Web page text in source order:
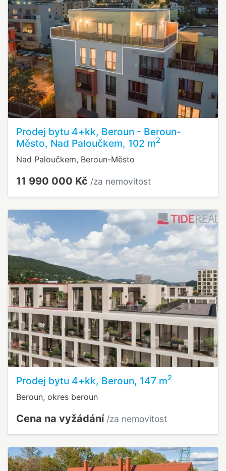
Prodej bytu 4+kk, Beroun - Beroun-
Město, Nad Paloučkem, 102 m2
Nad Paloučkem, Beroun-Město
11 990 000 Kč /za nemovitost
Prodej bytu 4+kk, Beroun, 147 m2
Beroun, okres beroun
Cena na vyžádání /za nemovitost